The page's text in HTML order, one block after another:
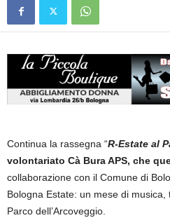
Continua la rassegna “R-Estate al
volontariato Cà Bura APS, che
collaborazione con il Comune di
Bologna Estate: un mese di
Parco dell’Arcoveggio.